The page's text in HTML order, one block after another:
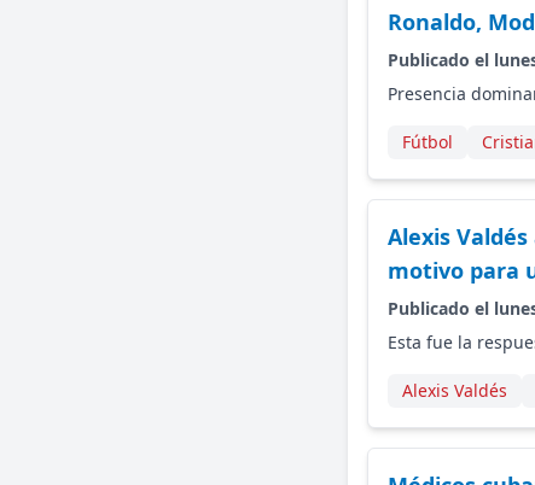
Ronaldo,
Publicado el
Presencia
Fútbol
Alexis
motivo para
Publicado el
Esta fue la
Alexis Valdés